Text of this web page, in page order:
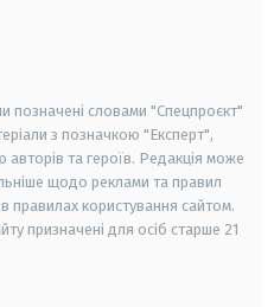
позначені словами "Спецпроєкт"
з позначкою "Експерт",
та героїв. Редакція може
щодо реклами та правил
правилах користування сайтом.
призначені для осіб старше 21